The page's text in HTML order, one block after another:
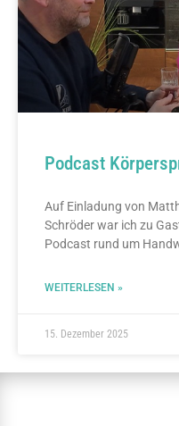
Podcast
Auf Einladung von
Schröder war ich zu
Podcast rund um
WEITERLESEN »
15. Dezember 2025